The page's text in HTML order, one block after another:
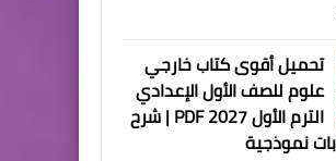
تحميل أقوى كتاب خارجي
علوم للصف الأول الإعدادي
الترم الأول 2027 PDF | شرح
نموذجية